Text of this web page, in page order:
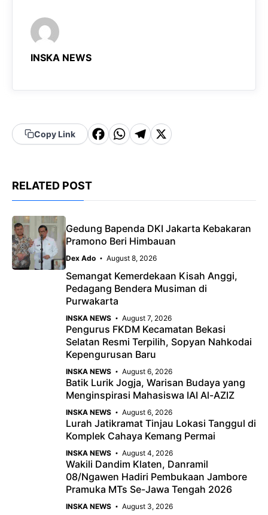
INSKA NEWS
Copy Link
F
o
o
k
W
A
p
p
T
a
m
X
RELATED POST
Gedung Bapenda DKI Jakarta Kebakaran
Pramono Beri Himbauan
Dex Ado August 8, 2026
Semangat Kemerdekaan Kisah Anggi,
Pedagang Bendera Musiman di
Purwakarta
INSKA NEWS August 7, 2026
Pengurus FKDM Kecamatan Bekasi
Selatan Resmi Terpilih, Sopyan Nahkodai
Kepengurusan Baru
INSKA NEWS August 6, 2026
Batik Lurik Jogja, Warisan Budaya yang
Menginspirasi Mahasiswa IAI Al-AZIZ
INSKA NEWS August 6, 2026
Lurah Jatikramat Tinjau Lokasi Tanggul di
Komplek Cahaya Kemang Permai
INSKA NEWS August 4, 2026
Wakili Dandim Klaten, Danramil
08/Ngawen Hadiri Pembukaan Jambore
Pramuka MTs Se-Jawa Tengah 2026
INSKA NEWS August 3, 2026